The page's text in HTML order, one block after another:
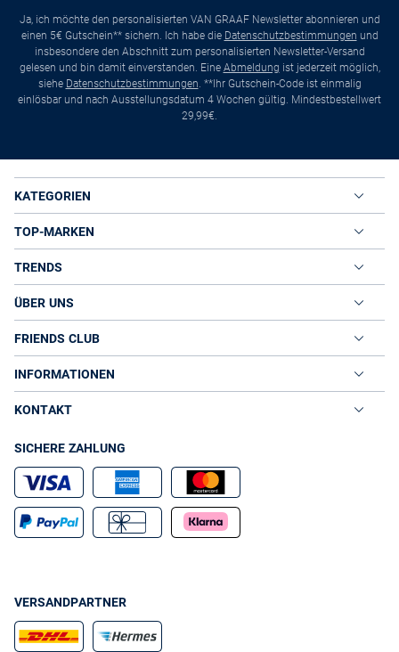
Ja, ich möchte den personalisierten VAN GRAAF Newsletter abonnieren und
einen 5€ Gutschein** sichern. Ich habe die Datenschutzbestimmungen und
insbesondere den Abschnitt zum personalisierten Newsletter-Versand
gelesen und bin damit einverstanden. Eine Abmeldung ist jederzeit möglich,
siehe Datenschutzbestimmungen. **Ihr Gutschein-Code ist einmalig
einlösbar und nach Ausstellungsdatum 4 Wochen gültig. Mindestbestellwert
29,99€.
KATEGORIEN
TOP-MARKEN
TRENDS
ÜBER UNS
FRIENDS CLUB
INFORMATIONEN
KONTAKT
SICHERE ZAHLUNG
VERSANDPARTNER